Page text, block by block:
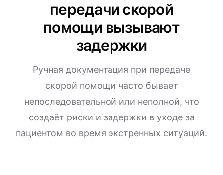
передачи скорой
помощи вызывают
задержки
Ручная документация при передаче
скорой помощи часто бывает
непоследовательной или неполной, что
создаёт риски и задержки в уходе за
пациентом во время экстренных ситуаций.